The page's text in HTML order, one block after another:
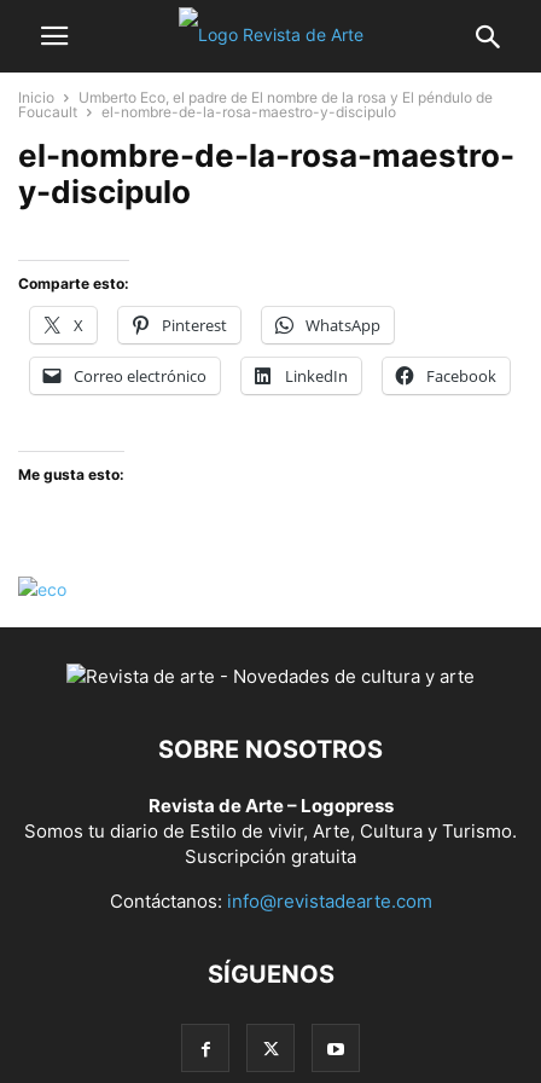
Inicio
Umberto Eco, el padre de El nombre de la rosa y El péndulo de
Foucault
el-nombre-de-la-rosa-maestro-y-discipulo
el-nombre-de-la-rosa-maestro-
y-discipulo
Comparte esto:
X Pinterest WhatsApp
Correo electrónico LinkedIn Facebook
Me gusta esto:
SOBRE NOSOTROS
Revista de Arte – Logopress
Somos tu diario de Estilo de vivir, Arte, Cultura y Turismo.
Suscripción gratuita
Contáctanos: info@revistadearte.com
SÍGUENOS